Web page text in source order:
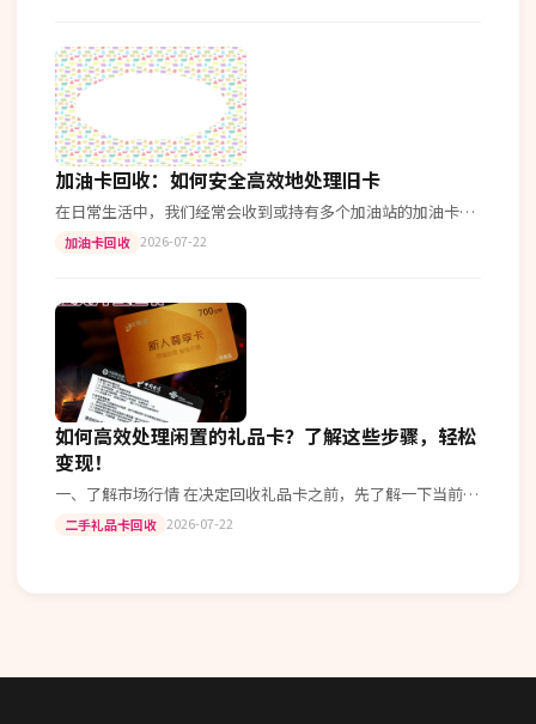
加油卡回收：如何安全高效地处理旧卡
在日常生活中，我们经常会收到或持有多个加油站的加油卡，
但当不再需要这些卡片时，你是否知道该如何正确处理它们
加油卡回收 2026-07-22
如何高效处理闲置的礼品卡？了解这些步骤，轻松
变现！
一、了解市场行情 在决定回收礼品卡之前，先了解一下当前市
场的平均回收价格。这可以帮助你确定一个合理的价格区间。
二手礼品卡回收 2026-07-22